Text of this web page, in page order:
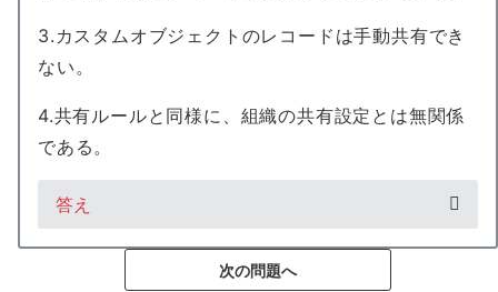
3.カスタムオブジェクトのレコードは手動共有でき
ない。
4.共有ルールと同様に、組織の共有設定とは無関係
である。
答え
次の問題へ